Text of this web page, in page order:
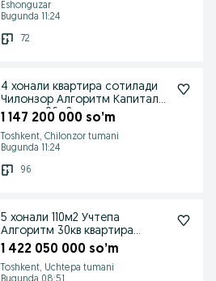
Eshonguzar
Bugunda 11:24
72
4 хонали квартира сотилади
Чилонзор Алгоритм Капитал
ремонт 96м2
1 147 200 000 so’m
Toshkent, Chilonzor tumani
Bugunda 11:24
96
5 хонали 110м2 Учтепа
Алгоритм 30кв квартира
сотилади
1 422 050 000 so’m
Toshkent, Uchtepa tumani